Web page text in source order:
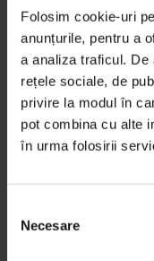
Folosim cookie-uri
anunțurile, pentru a
a analiza traficul. De
rețele sociale, de
privire la modul în
pot combina cu alte
în urma folosirii
Necesare
șură,
marchiză,
lemnărie,
timnic,